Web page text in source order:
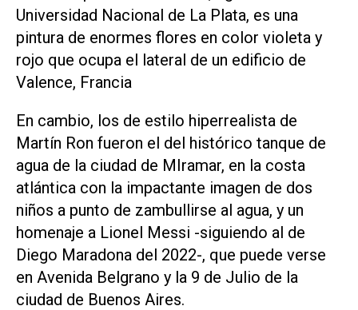
Universidad Nacional de La Plata, es una
pintura de enormes flores en color violeta y
rojo que ocupa el lateral de un edificio de
Valence, Francia
En cambio, los de estilo hiperrealista de
Martín Ron fueron el del histórico tanque de
agua de la ciudad de MIramar, en la costa
atlántica con la impactante imagen de dos
niños a punto de zambullirse al agua, y un
homenaje a Lionel Messi -siguiendo al de
Diego Maradona del 2022-, que puede verse
en Avenida Belgrano y la 9 de Julio de la
ciudad de Buenos Aires.